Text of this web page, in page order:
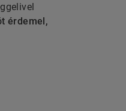
érdemel,